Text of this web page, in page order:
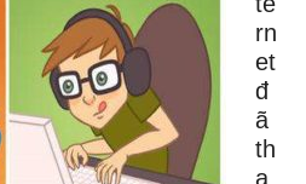
rn
et
đ
ã
th
a